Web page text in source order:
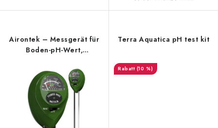
Airontek – Messgerät für
Boden-pH-Wert,
einfallendes Licht
Terra Aquatica pH test kit
(10 %)